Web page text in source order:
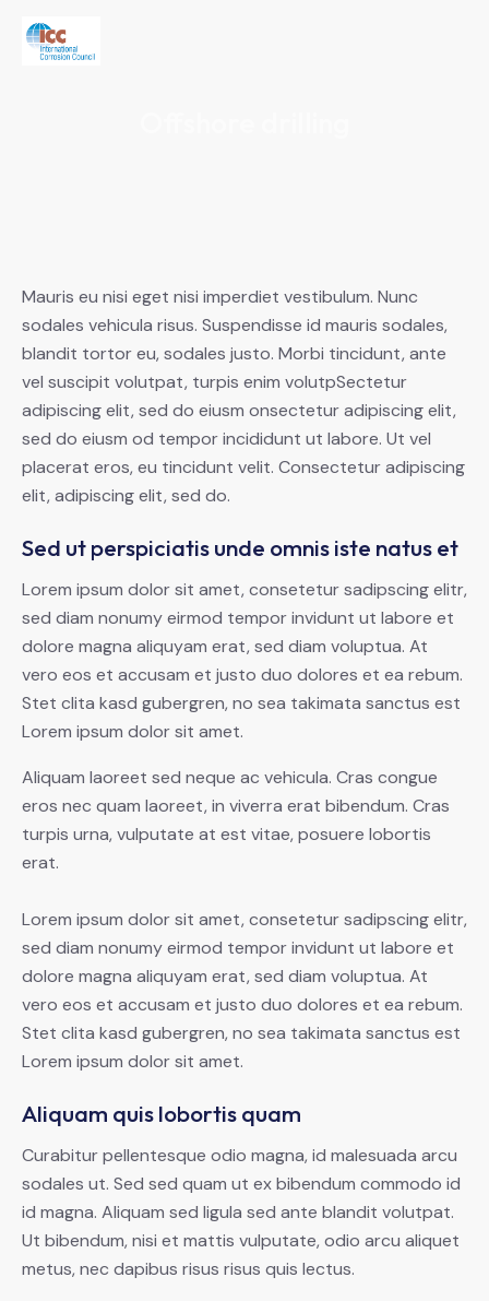
Mauris eu nisi eget nisi imperdiet vestibulum. Nunc
sodales vehicula risus. Suspendisse id mauris sodales,
blandit tortor eu, sodales justo. Morbi tincidunt, ante
vel suscipit volutpat, turpis enim volutpSectetur
adipiscing elit, sed do eiusm onsectetur adipiscing elit,
sed do eiusm od tempor incididunt ut labore. Ut vel
placerat eros, eu tincidunt velit. Consectetur adipiscing
elit, adipiscing elit, sed do.
Sed ut perspiciatis unde omnis iste natus et
Lorem ipsum dolor sit amet, consetetur sadipscing elitr,
sed diam nonumy eirmod tempor invidunt ut labore et
dolore magna aliquyam erat, sed diam voluptua. At
vero eos et accusam et justo duo dolores et ea rebum.
Stet clita kasd gubergren, no sea takimata sanctus est
Lorem ipsum dolor sit amet.
Aliquam laoreet sed neque ac vehicula. Cras congue
eros nec quam laoreet, in viverra erat bibendum. Cras
turpis urna, vulputate at est vitae, posuere lobortis
erat.
Lorem ipsum dolor sit amet, consetetur sadipscing elitr,
sed diam nonumy eirmod tempor invidunt ut labore et
dolore magna aliquyam erat, sed diam voluptua. At
vero eos et accusam et justo duo dolores et ea rebum.
Stet clita kasd gubergren, no sea takimata sanctus est
Lorem ipsum dolor sit amet.
Aliquam quis lobortis quam
Curabitur pellentesque odio magna, id malesuada arcu
sodales ut. Sed sed quam ut ex bibendum commodo id
id magna. Aliquam sed ligula sed ante blandit volutpat.
Ut bibendum, nisi et mattis vulputate, odio arcu aliquet
metus, nec dapibus risus risus quis lectus.